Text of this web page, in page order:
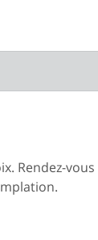
Rendez-vous